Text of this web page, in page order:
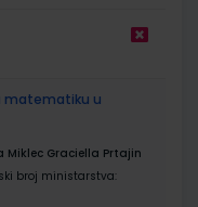
matematiku u
Miklec Graciella Prtajin
broj ministarstva: